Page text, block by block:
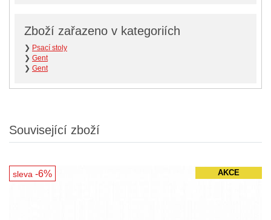
Zboží zařazeno v kategoriích
❯ Psací stoly
❯ Gent
❯ Gent
Související zboží
AKCE
sleva -6%